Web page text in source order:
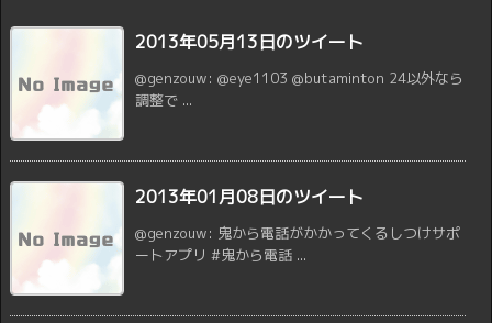
2013年05月13日のツイート
@genzouw: @eye1103 @butaminton 24以外なら
調整で ...
2013年01月08日のツイート
@genzouw: 鬼から電話がかかってくるしつけサポ
ートアプリ #鬼から電話 ...